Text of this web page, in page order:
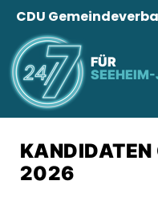
FÜR
CDU
KANDIDATEN
2026